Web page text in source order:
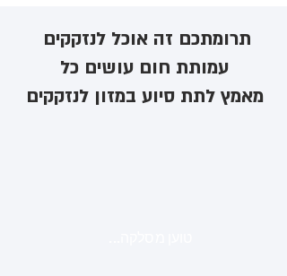
תרומתכם זה אוכל לנזקקים ​
עמותת חום עושים כל
מאמץ לתת סיוע במזון לנזקקים